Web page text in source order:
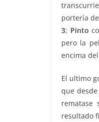
portería de
3; Pinto
pero la
encima
El ultimo
que
rematase
resultado